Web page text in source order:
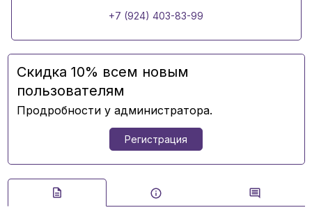
+7 (924) 403-83-99
Скидка 10% всем новым
пользователям
Продробности у администратора.
Регистрация